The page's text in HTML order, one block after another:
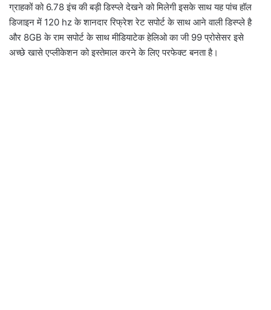
ग्राहकों को 6.78 इंच की बड़ी डिस्प्ले देखने को मिलेगी इसके साथ यह पांच हॉल
डिजाइन में 120 hz के शानदार रिफ्रेश रेट सपोर्ट के साथ आने वाली डिस्प्ले है
और 8GB के राम सपोर्ट के साथ मीडियाटेक हेलिओ का जी 99 प्रोसेसर इसे
अच्छे खासे एप्लीकेशन को इस्तेमाल करने के लिए परफेक्ट बनता है।